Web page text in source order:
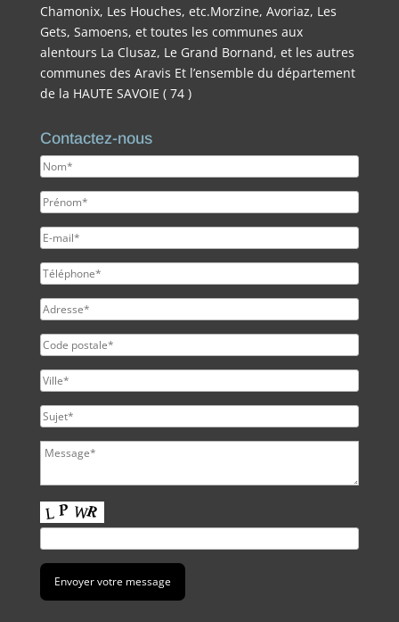
Chamonix, Les Houches, etc.Morzine, Avoriaz, Les
Gets, Samoens, et toutes les communes aux
alentours La Clusaz, Le Grand Bornand, et les autres
communes des Aravis Et l’ensemble du département
de la HAUTE SAVOIE ( 74 )
Contactez-nous